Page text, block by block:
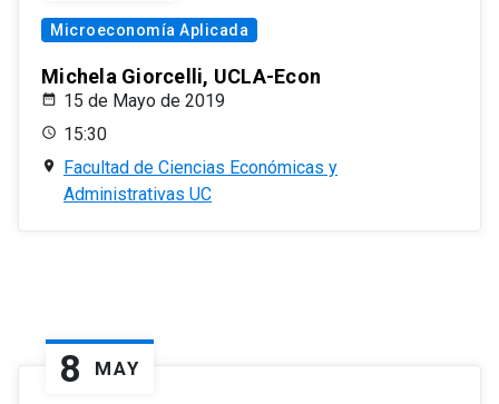
Microeconomía Aplicada
Michela Giorcelli, UCLA-Econ
15 de Mayo de 2019
15:30
Facultad de Ciencias Económicas y
Administrativas UC
8 MAY